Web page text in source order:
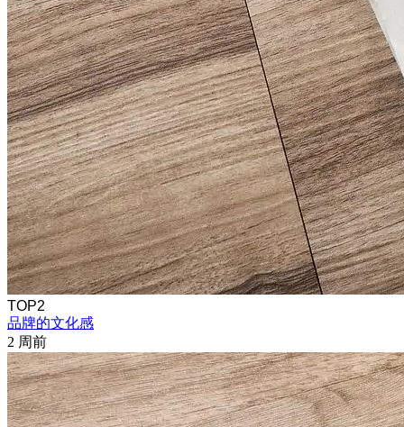
TOP2
品牌的文化感
2 周前